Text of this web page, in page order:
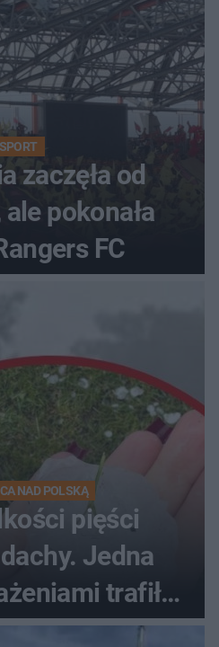
SPORT
zaczęła od
pokonała
FC
NAD POLSKĄ
pięści
Jedna
trafiła